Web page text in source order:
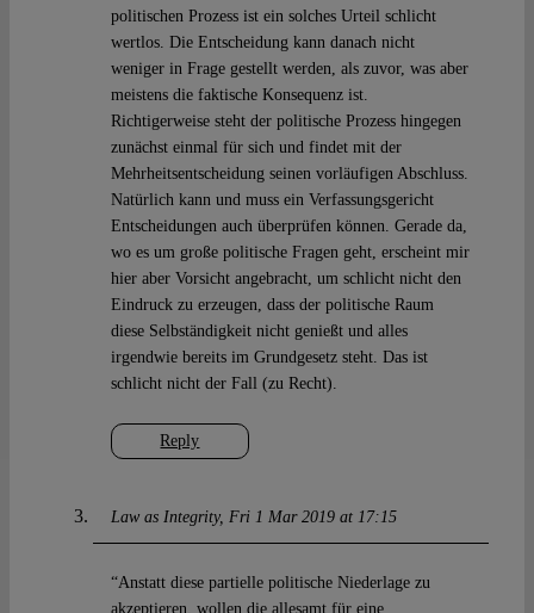
Reply
politischen Prozess ist ein solches Urteil schlicht
wertlos. Die Entscheidung kann danach nicht
weniger in Frage gestellt werden, als zuvor, was aber
meistens die faktische Konsequenz ist.
Richtigerweise steht der politische Prozess hingegen
zunächst einmal für sich und findet mit der
Mehrheitsentscheidung seinen vorläufigen Abschluss.
Natürlich kann und muss ein Verfassungsgericht
Entscheidungen auch überprüfen können. Gerade da,
wo es um große politische Fragen geht, erscheint mir
hier aber Vorsicht angebracht, um schlicht nicht den
Eindruck zu erzeugen, dass der politische Raum
diese Selbständigkeit nicht genießt und alles
irgendwie bereits im Grundgesetz steht. Das ist
schlicht nicht der Fall (zu Recht).
Law as Integrity Fri 1 Mar 2019 at 17:15
“Anstatt diese partielle politische Niederlage zu
akzeptieren, wollen die allesamt für eine